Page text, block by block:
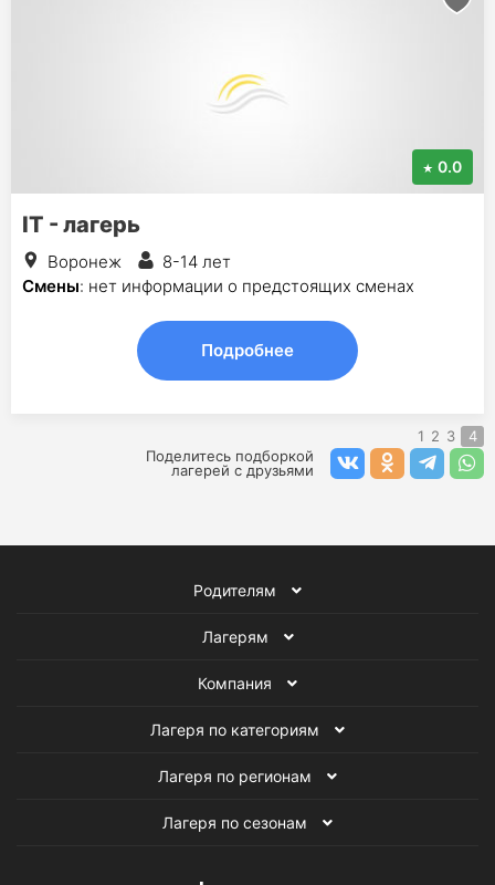
0.0
IT - лагерь
Воронеж
8-14 лет
Смены: нет информации о предстоящих сменах
Подробнее
1 2 3
4
Поделитесь подборкой
лагерей с друзьями
Родителям
Лагерям
Компания
Лагеря по категориям
Лагеря по регионам
Лагеря по сезонам